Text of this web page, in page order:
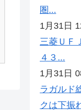
圏...
1月31日
三菱ＵＦ
４３...
1月31日
ラガルド
クは下振